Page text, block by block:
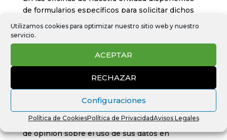
Utilizamos cookies para optimizar nuestro sitio web y nuestro
servicio.
ACEPTAR
RECHAZAR
Configuraciones
Política de CookiesPolítica de PrivacidadAvisos Legales
de formularios específicos para solicitar dichos
derechos y le ofrecemos nuestra ayuda para su
cumplimentación.
Para saber más sobre sus derechos de
protección de datos, puede consultar la página
web de la Agencia Española de Protección de
Datos (www.agpd.es).
¿Puede retirar su consentimiento si cambia de
opinión en un momento posterior?
Usted puede retirar su consentimiento si cambia
de opinión sobre el uso de sus datos en